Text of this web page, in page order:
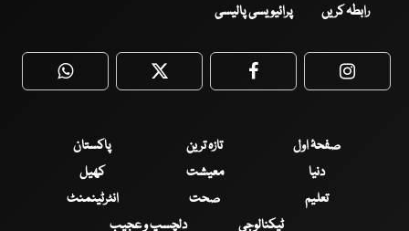
رابطہ کریں پرائیویسی پالیسی
WhatsApp Twitter Facebook
صفحۂ اول تازہ ترین
پاکستان
دنیا
معیشت
کھیل
تعلیم
صحت
انٹرٹینمنٹ
ٹیکنالوجی
دلچسپ و عجیب